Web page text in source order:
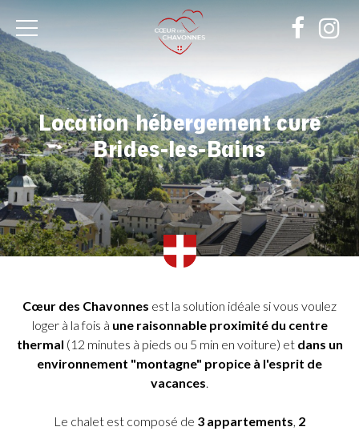
des
Chavonnes
Location hébergement cure
Brides-les-Bains
Cœur des Chavonnes est la solution idéale si vous voulez
loger à la fois à une raisonnable proximité du centre
thermal (12 minutes à pieds ou 5 min en voiture) et dans un
environnement "montagne" propice à l'esprit de
vacances.
Le chalet est composé de 3 appartements, 2